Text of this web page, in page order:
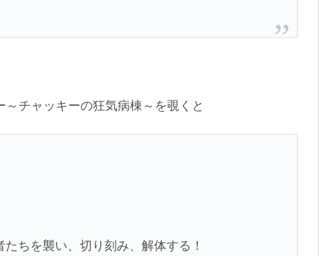
チャッキーの狂気病棟～を覗くと
ちを襲い、切り刻み、解体する！